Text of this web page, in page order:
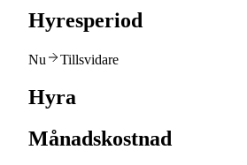
Hyresperiod
Nu Tillsvidare
Hyra
Månadskostnad